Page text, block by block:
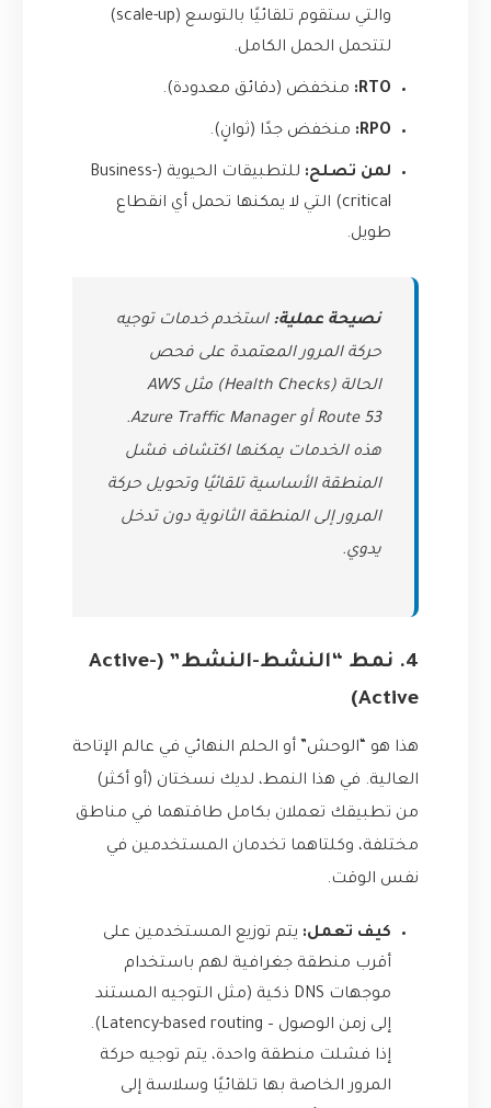
والتي ستقوم تلقائيًا بالتوسع (scale-up)
لتتحمل الحمل الكامل.
RTO: منخفض (دقائق معدودة).
RPO: منخفض جدًا (ثوانٍ).
لمن تصلح:
للتطبيقات الحيوية (Business-
critical) التي لا يمكنها تحمل أي انقطاع
طويل.
نصيحة عملية: استخدم خدمات توجيه
حركة المرور المعتمدة على فحص
الحالة (Health Checks) مثل AWS
Route 53 أو Azure Traffic Manager.
هذه الخدمات يمكنها اكتشاف فشل
المنطقة الأساسية تلقائيًا وتحويل حركة
المرور إلى المنطقة الثانوية دون تدخل
يدوي.
4. نمط “النشط-النشط” (Active-
Active)
هذا هو “الوحش” أو الحلم النهائي في عالم الإتاحة
العالية. في هذا النمط، لديك نسختان (أو أكثر)
من تطبيقك تعملان بكامل طاقتهما في مناطق
مختلفة، وكلتاهما تخدمان المستخدمين في
نفس الوقت.
كيف تعمل: يتم توزيع المستخدمين على
أقرب منطقة جغرافية لهم باستخدام
موجهات DNS ذكية (مثل التوجيه المستند
إلى زمن الوصول – Latency-based routing).
إذا فشلت منطقة واحدة، يتم توجيه حركة
المرور الخاصة بها تلقائيًا وسلاسة إلى